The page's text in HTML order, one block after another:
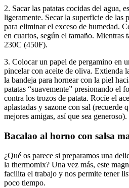
2. Sacar las patatas cocidas del agua,
ligeramente. Secar la superficie de las
para eliminar el exceso de humedad.
en cuartos, según el tamaño. Mientras
230C (450F).
3. Colocar un papel de pergamino en
pincelar con aceite de oliva. Extienda
la bandeja para hornear con la piel
patatas “suavemente” presionando el
contra los trozos de patata. Rocíe el
aplastadas y sazone con sal (recuerde
mejores amigas, así que sea generoso).
Bacalao al horno con salsa
¿Qué os parece si preparamos una
la thermomix? Una vez más, este
facilita el trabajo y nos permite tener
poco tiempo.